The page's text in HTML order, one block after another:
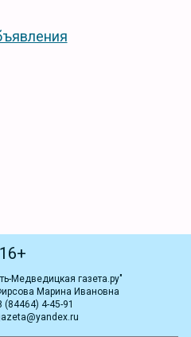
16+
Медведицкая газета.ру"
Марина Ивановна
(84464) 4-45-91